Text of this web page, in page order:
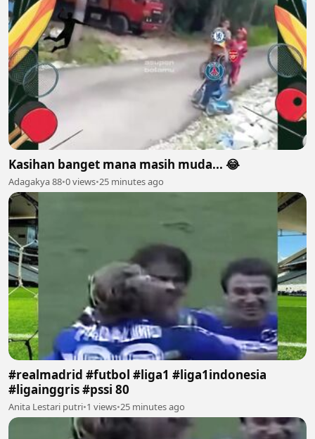
Kasihan banget mana masih muda... 😂
Adagakya 88•0 views•25 minutes ago
#realmadrid #futbol #liga1 #liga1indonesia
#ligainggris #pssi 80
Anita Lestari putri•1 views•25 minutes ago